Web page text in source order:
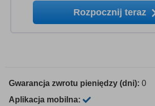
Rozpocznij teraz
Gwarancja zwrotu pieniędzy (dni): 0
Aplikacja mobilna: